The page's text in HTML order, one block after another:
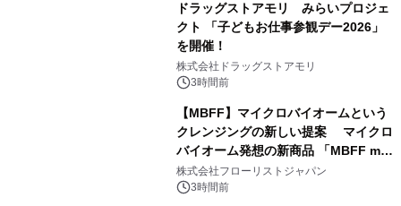
ドラッグストアモリ みらいプロジェ
クト 「子どもお仕事参観デー2026」
を開催！
株式会社ドラッグストアモリ
3時間前
【MBFF】マイクロバイオームという
クレンジングの新しい提案 マイクロ
バイオーム発想の新商品 「MBFF mb
クレンジングPRO」を2026年8月6日
発売
株式会社フローリストジャパン
3時間前